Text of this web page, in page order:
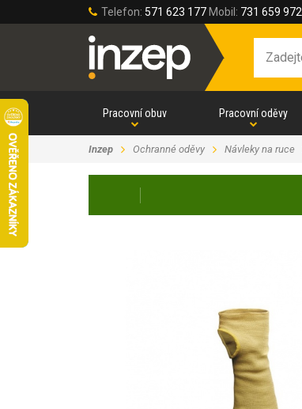
Telefon: 571 623 177 Mobil: 731 659 972
Pracovní obuv Pracovní oděvy
Inzep Ochranné oděvy Návleky na ruce